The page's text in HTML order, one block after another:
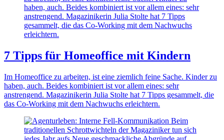
7 Tipps für Homeoffice mit Kindern
Im Homeoffice zu arbeiten, ist eine ziemlich feine Sache. Kinder zu
haben, auch. Beides kombiniert ist vor allem eines: sehr
anstrengend. Magazinikerin Julia Stolte hat 7 Tipps gesammelt, die
das Co-Working mit dem Nachwuchs erleichtern.